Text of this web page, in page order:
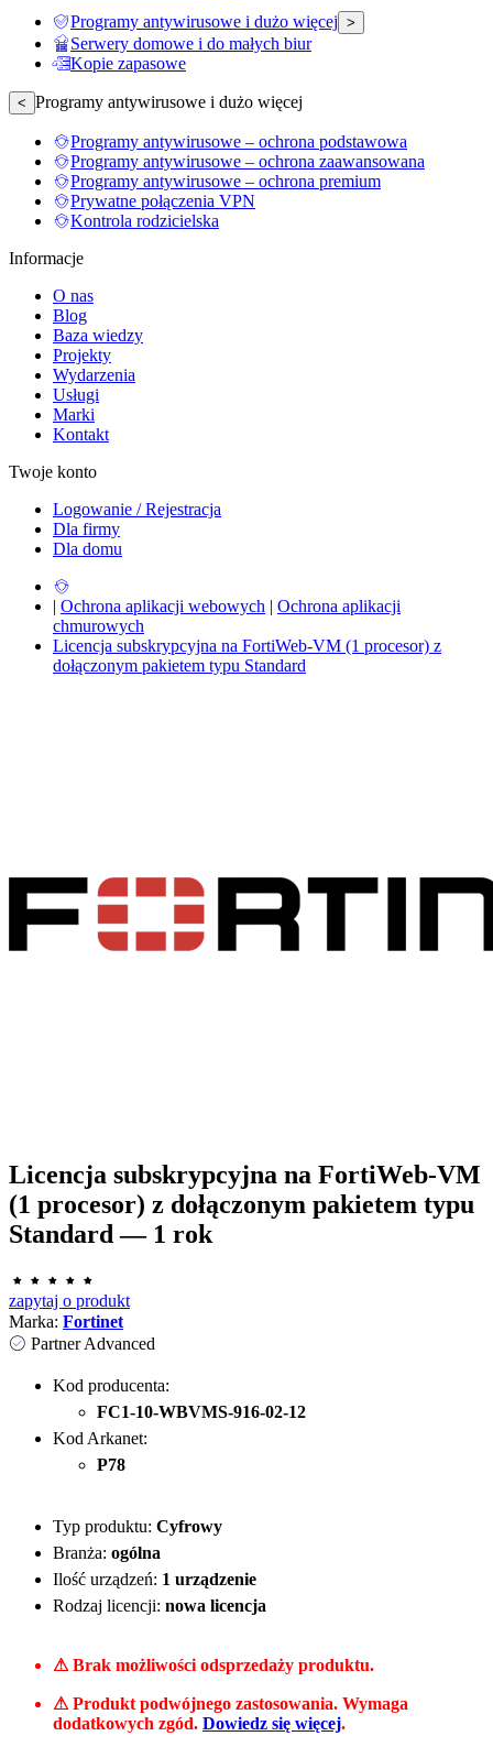
Programy antywirusowe i dużo więcej >
Serwery domowe i do małych biur
Kopie zapasowe
< Programy antywirusowe i dużo więcej
Programy antywirusowe – ochrona podstawowa
Programy antywirusowe – ochrona zaawansowana
Programy antywirusowe – ochrona premium
Prywatne połączenia VPN
Kontrola rodzicielska
Informacje
O nas
Blog
Baza wiedzy
Projekty
Wydarzenia
Usługi
Marki
Kontakt
Twoje konto
Logowanie / Rejestracja
Dla firmy
Dla domu
| Ochrona aplikacji webowych | Ochrona aplikacji
chmurowych
Licencja subskrypcyjna na FortiWeb-VM (1 procesor) z
dołączonym pakietem typu Standard
Licencja subskrypcyjna na FortiWeb-VM
(1 procesor) z dołączonym pakietem typu
Standard — 1 rok
zapytaj o produkt
Marka: Fortinet
Partner Advanced
Kod producenta:
FC1-10-WBVMS-916-02-12
Kod Arkanet:
P78
Typ produktu: Cyfrowy
Branża: ogólna
Ilość urządzeń: 1 urządzenie
Rodzaj licencji: nowa licencja
⚠ Brak możliwości odsprzedaży produktu.
⚠ Produkt podwójnego zastosowania. Wymaga
dodatkowych zgód. Dowiedz się więcej.